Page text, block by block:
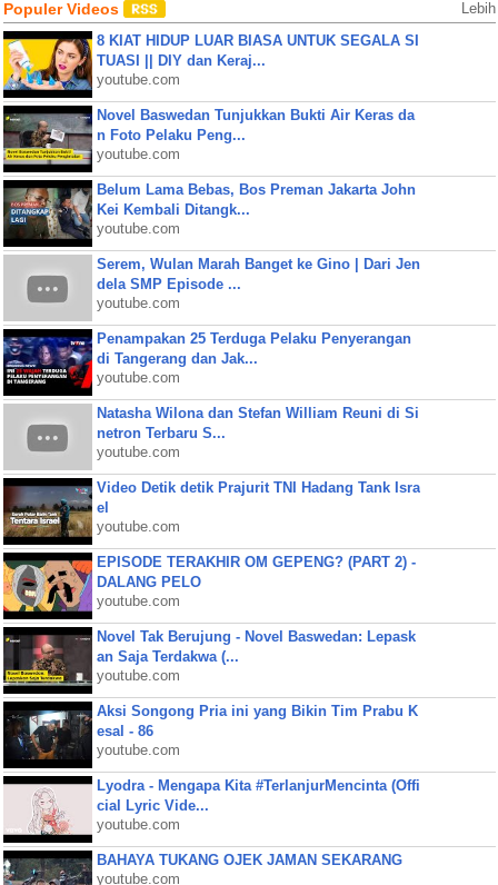
Populer Videos Lebih
8 KIAT HIDUP LUAR BIASA UNTUK SEGALA SI
TUASI || DIY dan Keraj...
youtube.com
Novel Baswedan Tunjukkan Bukti Air Keras da
n Foto Pelaku Peng...
youtube.com
Belum Lama Bebas, Bos Preman Jakarta John
Kei Kembali Ditangk...
youtube.com
Serem, Wulan Marah Banget ke Gino | Dari Jen
dela SMP Episode ...
youtube.com
Penampakan 25 Terduga Pelaku Penyerangan
di Tangerang dan Jak...
youtube.com
Natasha Wilona dan Stefan William Reuni di Si
netron Terbaru S...
youtube.com
Video Detik detik Prajurit TNI Hadang Tank Isra
el
youtube.com
EPISODE TERAKHIR OM GEPENG? (PART 2) -
DALANG PELO
youtube.com
Novel Tak Berujung - Novel Baswedan: Lepask
an Saja Terdakwa (...
youtube.com
Aksi Songong Pria ini yang Bikin Tim Prabu K
esal - 86
youtube.com
Lyodra - Mengapa Kita #TerlanjurMencinta (Offi
cial Lyric Vide...
youtube.com
BAHAYA TUKANG OJEK JAMAN SEKARANG
youtube.com